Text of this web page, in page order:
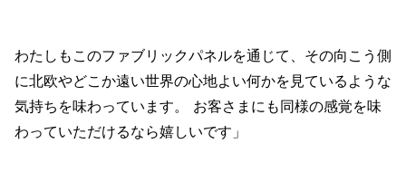
わたしもこのファブリックパネルを通じて、その向こう側
に北欧やどこか遠い世界の心地よい何かを見ているような
気持ちを味わっています。 お客さまにも同様の感覚を味
わっていただけるなら嬉しいです」